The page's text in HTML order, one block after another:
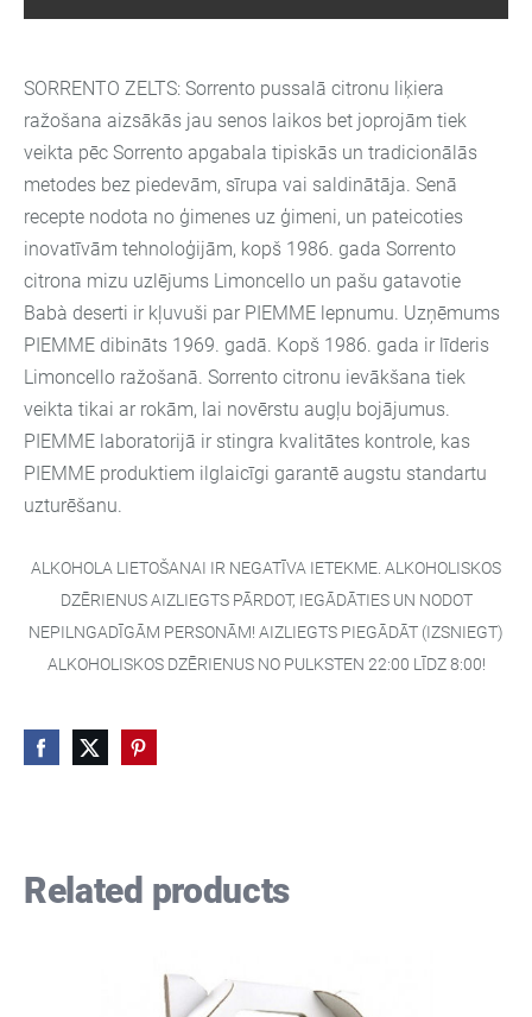
SORRENTO ZELTS: Sorrento pussalā citronu liķiera
ražošana aizsākās jau senos laikos bet joprojām tiek
veikta pēc Sorrento apgabala tipiskās un tradicionālās
metodes bez piedevām, sīrupa vai saldinātāja. Senā
recepte nodota no ģimenes uz ģimeni, un pateicoties
inovatīvām tehnoloģijām, kopš 1986. gada Sorrento
citrona mizu uzlējums Limoncello un pašu gatavotie
Babà deserti ir kļuvuši par PIEMME lepnumu. Uzņēmums
PIEMME dibināts 1969. gadā. Kopš 1986. gada ir līderis
Limoncello ražošanā. Sorrento citronu ievākšana tiek
veikta tikai ar rokām, lai novērstu augļu bojājumus.
PIEMME laboratorijā ir stingra kvalitātes kontrole, kas
PIEMME produktiem ilglaicīgi garantē augstu standartu
uzturēšanu.
ALKOHOLA LIETOŠANAI IR NEGATĪVA IETEKME. ALKOHOLISKOS
DZĒRIENUS AIZLIEGTS PĀRDOT, IEGĀDĀTIES UN NODOT
NEPILNGADĪGĀM PERSONĀM! AIZLIEGTS PIEGĀDĀT (IZSNIEGT)
ALKOHOLISKOS DZĒRIENUS NO PULKSTEN 22:00 LĪDZ 8:00!
Related products